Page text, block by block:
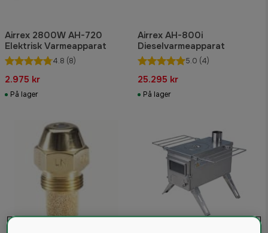
Airrex 2800W AH-720
Elektrisk Varmeapparat
4.8 (8)
2.975 kr
På lager
Airrex AH-800i
Dieselvarmeapparat
5.0 (4)
25.295 kr
På lager